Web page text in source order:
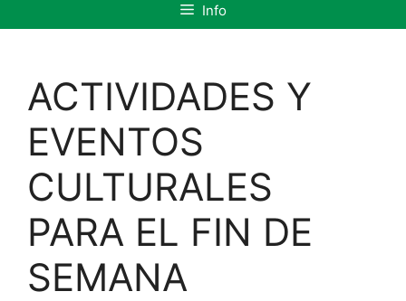
Info
ACTIVIDADES Y
EVENTOS
CULTURALES
PARA EL FIN DE
SEMANA